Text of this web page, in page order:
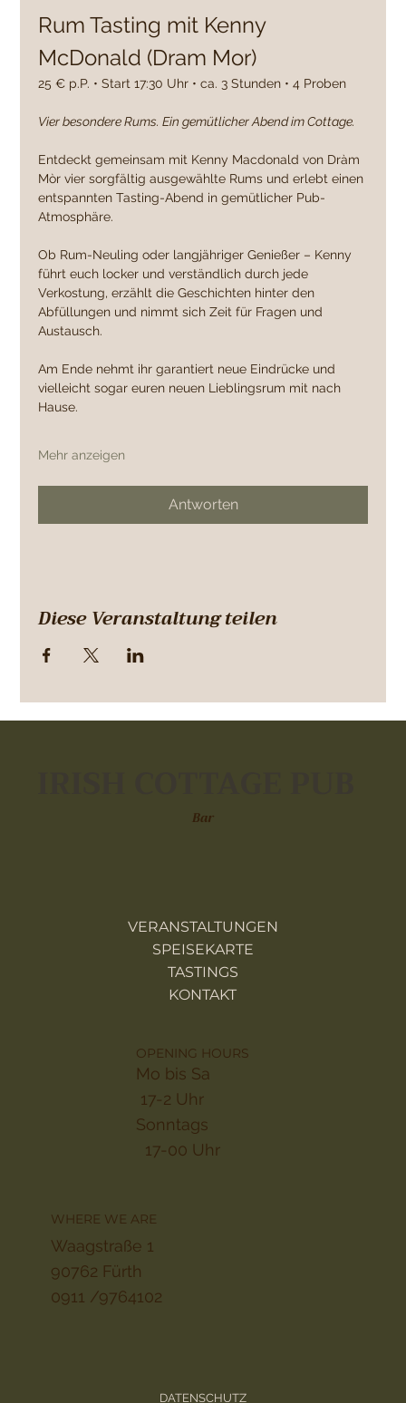
Rum Tasting mit Kenny
McDonald (Dram Mor)
25 € p.P. • Start 17:30 Uhr • ca. 3 Stunden • 4 Proben
Vier besondere Rums. Ein gemütlicher Abend im Cottage.
Entdeckt gemeinsam mit Kenny Macdonald von Dràm
Mòr vier sorgfältig ausgewählte Rums und erlebt einen
entspannten Tasting-Abend in gemütlicher Pub-
Atmosphäre.
Ob Rum-Neuling oder langjähriger Genießer – Kenny
führt euch locker und verständlich durch jede
Verkostung, erzählt die Geschichten hinter den
Abfüllungen und nimmt sich Zeit für Fragen und
Austausch.
Am Ende nehmt ihr garantiert neue Eindrücke und
vielleicht sogar euren neuen Lieblingsrum mit nach
Hause.
Mehr anzeigen
Antworten
Diese Veranstaltung teilen
Bar
VERANSTALTUNGEN
SPEISEKARTE
TASTINGS
KONTAKT
OPENING HOURS
Mo bis Sa
17-2 Uhr
Sonntags
17-00 Uhr
WHERE WE ARE
Waagstraße 1
90762 Fürth
0911 /9764102
DATENSCHUTZ